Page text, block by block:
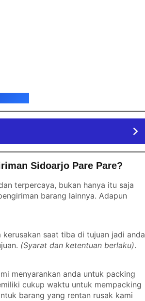
Sidoarjo Pare Pare?
terpercaya, bukan hanya itu saja
barang lainnya. Adapun
saat tiba di tujuan jadi anda
(Syarat dan ketentuan berlaku).
menyarankan anda untuk packing
cukup waktu untuk mempacking
barang yang rentan rusak kami